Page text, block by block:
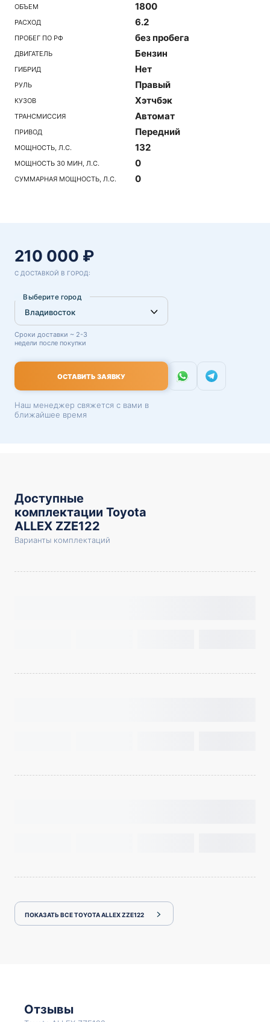
ОБЪЕМ 1800
РАСХОД 6.2
ПРОБЕГ ПО РФ без пробега
ДВИГАТЕЛЬ Бензин
ГИБРИД Нет
РУЛЬ Правый
КУЗОВ Хэтчбэк
ТРАНСМИССИЯ Автомат
ПРИВОД Передний
МОЩНОСТЬ, Л.С. 132
МОЩНОСТЬ 30 МИН, Л.С. 0
СУММАРНАЯ МОЩНОСТЬ, Л.С. 0
210 000 ₽
С ДОСТАВКОЙ В ГОРОД:
Выберите город
Сроки доставки ~ 2-3
недели после покупки
ОСТАВИТЬ ЗАЯВКУ
Наш менеджер свяжется с вами в
ближайшее время
Доступные
комплектации Toyota
ALLEX ZZE122
Варианты комплектаций
ПОКАЗАТЬ ВСЕ TOYOTA ALLEX ZZE122
Отзывы